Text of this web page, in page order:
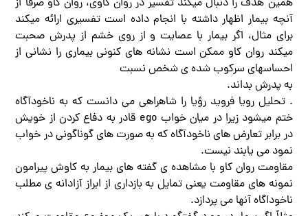
همین هدف را دنبال میکند تفسیر در روان کاوی، روان کاو صرفاً از
آنچه بیمار اظهار داشته با انجام داده است تفسیری ارائه میکند
برای مثال، اگر بیمار با عصایت و از روی خشم از پدرش صحبت
میکند روان کاو ممکن است نشانه های کنونی بیماری را نشانی از
احساسهای سرکوب شده ی شخص نسبت
به پدرش بداند.
. تحلیل رویا فروید رؤیا را شاهراهی می دانست که به ناخودآگاه
ختم میشود زیرا در میان خواب ego قادر به دفاع کردن از خویش
در برابر تعارض های ناخودآگاه که به صورت های گوناگونی در خواب
نمود می یابند نیست.
مقاومت روان کاو با مشاهده ی گفته های بیمار به کاوش پیرامون
نمونه های مقاومت یعنی تمایل به بازداری از ابراز آزادانه ی مطلب
ناخوداگاه آنها می پردازد.